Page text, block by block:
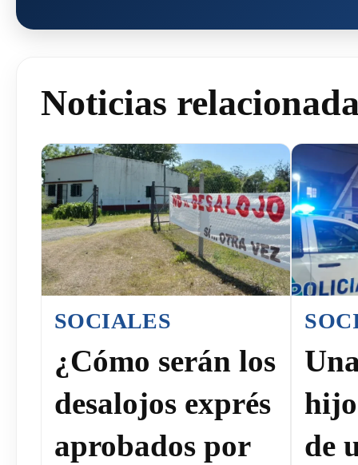
Noticias
SOCIALES
¿Cómo serán los
desalojos exprés
aprobados por
de